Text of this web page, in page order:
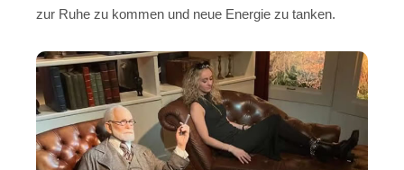
zur Ruhe zu kommen und neue Energie zu tanken.